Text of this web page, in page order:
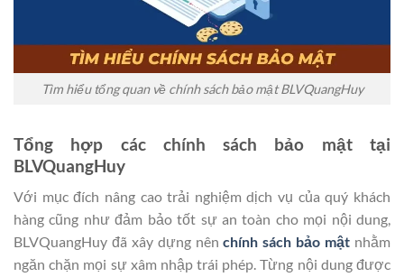
Tìm hiểu tổng quan về chính sách bảo mật BLVQuangHuy
Tổng hợp các chính sách bảo mật tại
BLVQuangHuy
Với mục đích nâng cao trải nghiệm dịch vụ của quý khách
hàng cũng như đảm bảo tốt sự an toàn cho mọi nội dung,
BLVQuangHuy đã xây dựng nênchính sách bảo mật nhằm
ngăn chặn mọi sự xâm nhập trái phép. Từng nội dung được